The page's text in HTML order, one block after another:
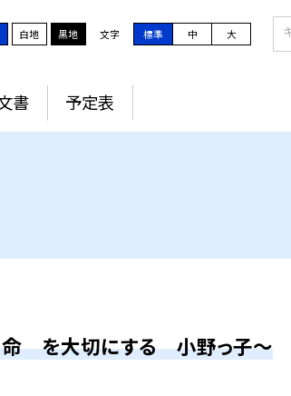
白地 黒地 文字 標準 中 大
書 予定表
を大切にする 小野っ子～